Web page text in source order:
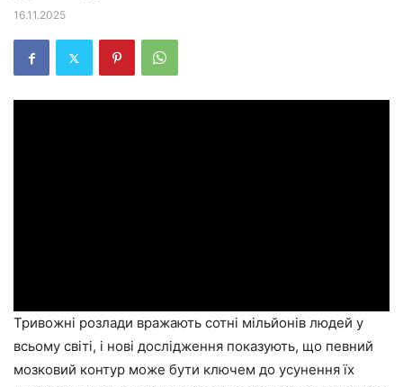
16.11.2025
Тривожні розлади вражають сотні мільйонів людей у
всьому світі, і нові дослідження показують, що певний
мозковий контур може бути ключем до усунення їх